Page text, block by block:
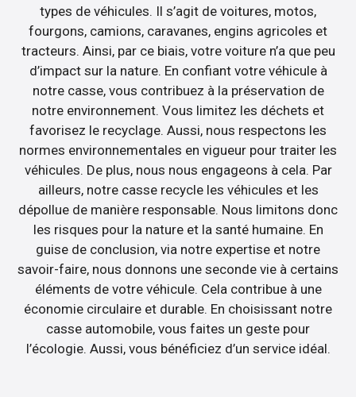
types de véhicules. Il s’agit de voitures, motos,
fourgons, camions, caravanes, engins agricoles et
tracteurs. Ainsi, par ce biais, votre voiture n’a que peu
d’impact sur la nature. En confiant votre véhicule à
notre casse, vous contribuez à la préservation de
notre environnement. Vous limitez les déchets et
favorisez le recyclage. Aussi, nous respectons les
normes environnementales en vigueur pour traiter les
véhicules. De plus, nous nous engageons à cela. Par
ailleurs, notre casse recycle les véhicules et les
dépollue de manière responsable. Nous limitons donc
les risques pour la nature et la santé humaine. En
guise de conclusion, via notre expertise et notre
savoir-faire, nous donnons une seconde vie à certains
éléments de votre véhicule. Cela contribue à une
économie circulaire et durable. En choisissant notre
casse automobile, vous faites un geste pour
l’écologie. Aussi, vous bénéficiez d’un service idéal.